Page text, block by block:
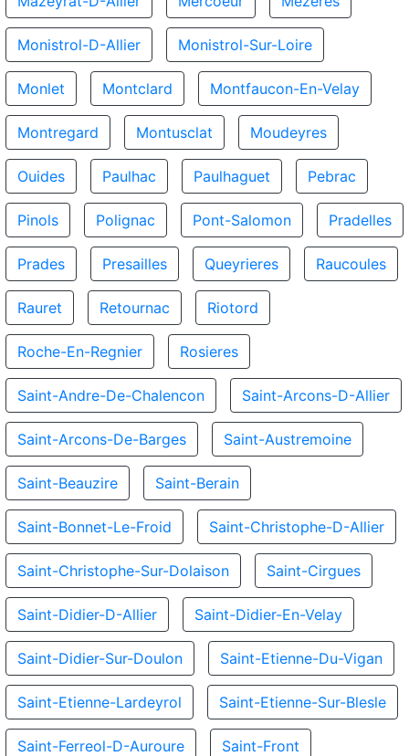
Monistrol-D-Allier Monistrol-Sur-Loire
Monlet Montclard Montfaucon-En-Velay
Montregard Montusclat Moudeyres
Ouides Paulhac Paulhaguet Pebrac
Pinols Polignac Pont-Salomon Pradelles
Prades Presailles Queyrieres Raucoules
Rauret Retournac Riotord
Roche-En-Regnier Rosieres
Saint-Andre-De-Chalencon Saint-Arcons-D-Allier
Saint-Arcons-De-Barges Saint-Austremoine
Saint-Beauzire Saint-Berain
Saint-Bonnet-Le-Froid Saint-Christophe-D-Allier
Saint-Christophe-Sur-Dolaison Saint-Cirgues
Saint-Didier-D-Allier Saint-Didier-En-Velay
Saint-Didier-Sur-Doulon Saint-Etienne-Du-Vigan
Saint-Etienne-Lardeyrol Saint-Etienne-Sur-Blesle
Saint-Ferreol-D-Auroure Saint-Front